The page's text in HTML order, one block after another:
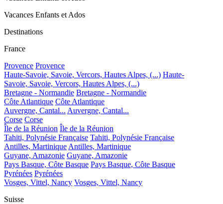
Vacances Enfants et Ados
Destinations
France
Provence Provence
Haute-Savoie, Savoie, Vercors, Hautes Alpes, (...) Haute-
Savoie, Savoie, Vercors, Hautes Alpes, (...)
Bretagne - Normandie Bretagne - Normandie
Côte Atlantique Côte Atlantique
Auvergne, Cantal... Auvergne, Cantal...
Corse Corse
Île de la Réunion Île de la Réunion
Tahiti, Polynésie Française Tahiti, Polynésie Française
Antilles, Martinique Antilles, Martinique
Guyane, Amazonie Guyane, Amazonie
Pays Basque, Côte Basque Pays Basque, Côte Basque
Pyrénées Pyrénées
Vosges, Vittel, Nancy Vosges, Vittel, Nancy
Suisse